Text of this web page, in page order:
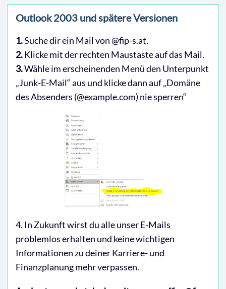
Outlook 2003 und spätere Versionen
1.Suche dir ein Mail von @fip-s.at.
2.Klicke mit der rechten Maustaste auf das Mail.
3.Wähle im erscheinenden Menü den Unterpunkt
„Junk-E-Mail“ aus und klicke dann auf „Domäne
des Absenders (@example.com) nie sperren“
4. In Zukunft wirst du alle unser E-Mails
problemlos erhalten und keine wichtigen
Informationen zu deiner Karriere- und
Finanzplanung mehr verpassen.